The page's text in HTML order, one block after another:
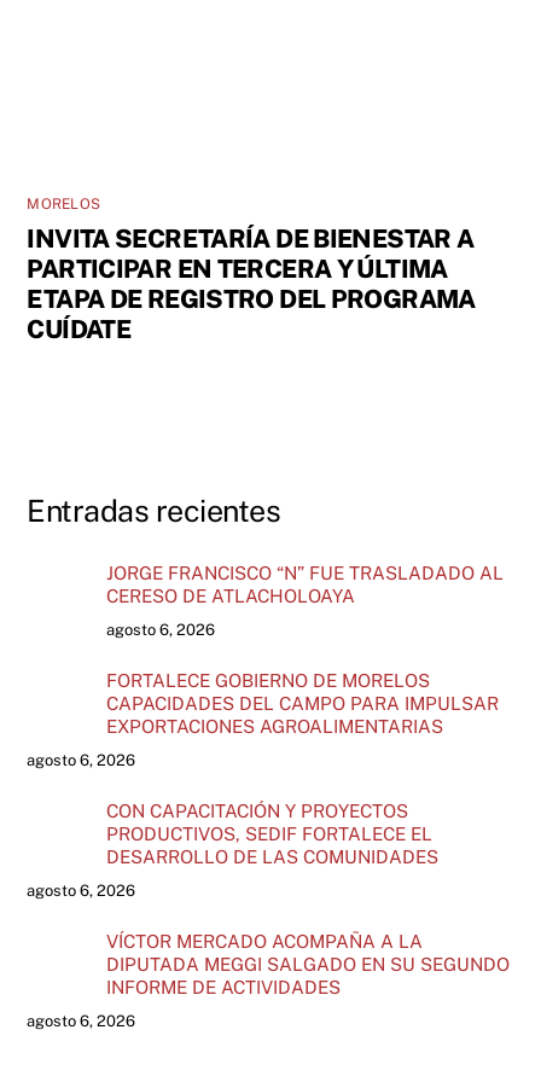
MORELOS
INVITA SECRETARÍA DE BIENESTAR A
PARTICIPAR EN TERCERA Y ÚLTIMA
ETAPA DE REGISTRO DEL PROGRAMA
CUÍDATE
Entradas recientes
JORGE FRANCISCO “N” FUE TRASLADADO AL
CERESO DE ATLACHOLOAYA
agosto 6, 2026
FORTALECE GOBIERNO DE MORELOS
CAPACIDADES DEL CAMPO PARA IMPULSAR
EXPORTACIONES AGROALIMENTARIAS
agosto 6, 2026
CON CAPACITACIÓN Y PROYECTOS
PRODUCTIVOS, SEDIF FORTALECE EL
DESARROLLO DE LAS COMUNIDADES
agosto 6, 2026
VÍCTOR MERCADO ACOMPAÑA A LA
DIPUTADA MEGGI SALGADO EN SU SEGUNDO
INFORME DE ACTIVIDADES
agosto 6, 2026